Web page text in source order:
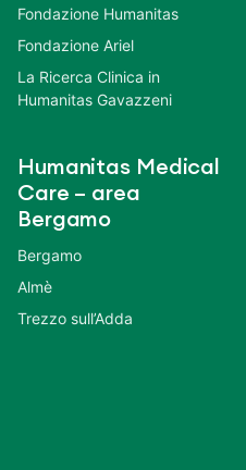
Fondazione Humanitas
Fondazione Ariel
La Ricerca Clinica in
Humanitas Gavazzeni
Humanitas Medical
Care – area
Bergamo
Bergamo
Almè
Trezzo sull’Adda